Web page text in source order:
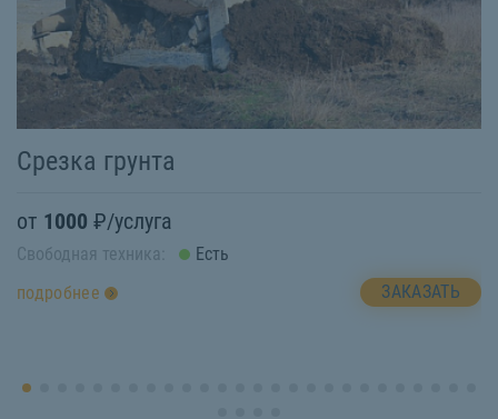
Срезка грунта
от 1000 ₽/услуга
Свободная техника:
Есть
подробнее
ЗАКАЗАТЬ